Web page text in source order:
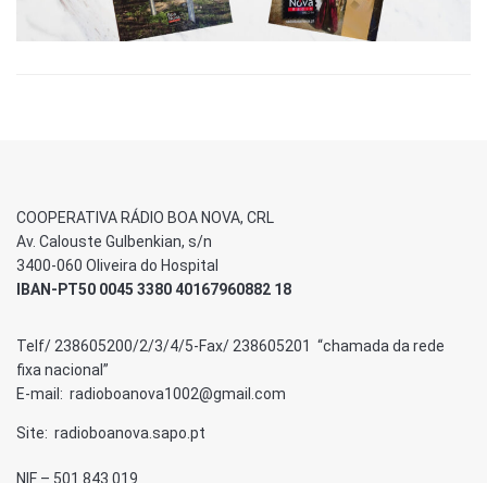
COOPERATIVA RÁDIO BOA NOVA, CRL
Av. Calouste Gulbenkian, s/n
3400-060 Oliveira do Hospital
IBAN-PT50 0045 3380 40167960882 18
Telf/ 238605200/2/3/4/5-Fax/ 238605201 “chamada da rede
fixa nacional”
E-mail: radioboanova1002@gmail.com
Site: radioboanova.sapo.pt
NIF – 501 843 019